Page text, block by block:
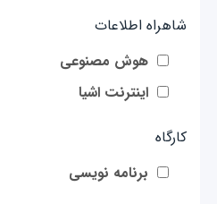
شاهراه اطلاعات
هوش مصنوعی
اینترنت اشیا
کارگاه
برنامه نویسی